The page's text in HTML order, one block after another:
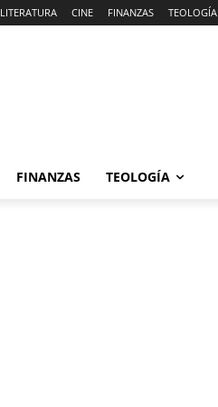
LITERATURA CINE FINANZAS TEOLOGÍA
FINANZAS TEOLOGÍA